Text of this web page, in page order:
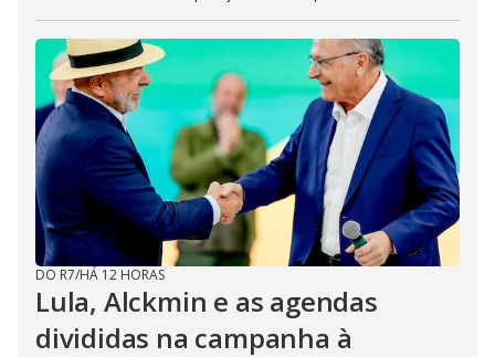
DO R7/HÁ 12 HORAS
Lula, Alckmin e as agendas
divididas na campanha à